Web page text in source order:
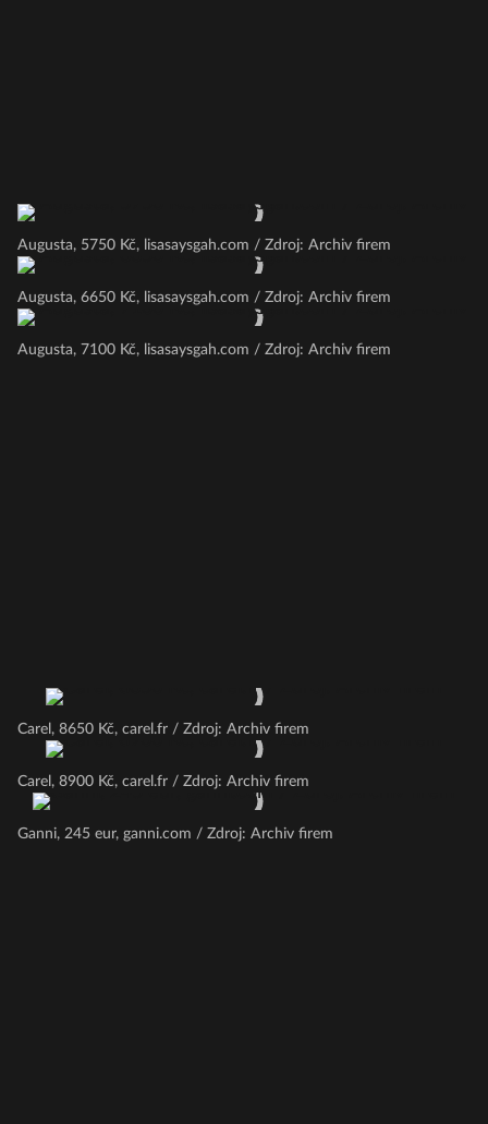
Augusta, 5750 Kč, lisasaysgah.com / Zdroj: Archiv firem
Augusta, 6650 Kč, lisasaysgah.com / Zdroj: Archiv firem
Augusta, 7100 Kč, lisasaysgah.com / Zdroj: Archiv firem
Carel, 8650 Kč, carel.fr / Zdroj: Archiv firem
Carel, 8900 Kč, carel.fr / Zdroj: Archiv firem
Ganni, 245 eur, ganni.com / Zdroj: Archiv firem